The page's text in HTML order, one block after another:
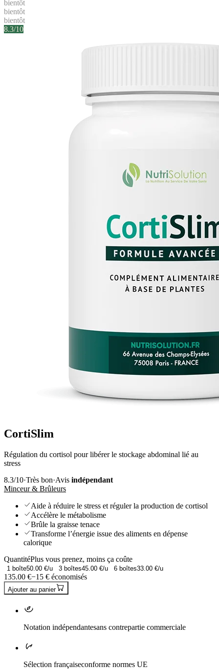
bientôt
bientôt
bientôt
8.3/10
CortiSlim
Régulation du cortisol pour libérer le stockage abdominal lié au
stress
8.3/10·Très bon·Avis indépendant
Minceur & Brûleurs
Aide à réduire le stress et réguler la production de cortisol
Accélère le métabolisme
Brûle la graisse tenace
Transforme l’énergie issue des aliments en dépense
calorique
QuantitéPlus vous prenez, moins ça coûte
1 boîte50.00 €/u 3 boîtes45.00 €/u 6 boîtes33.00 €/u
135.00 €−15 € économisés
Ajouter au panier
Notation indépendantesans contrepartie commerciale
Sélection françaiseconforme normes UE